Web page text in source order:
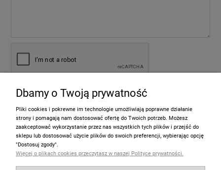
Informacje
Dbamy o Twoją prywatność
Pliki cookies i pokrewne im technologie umożliwiają poprawne działanie
strony i pomagają nam dostosować ofertę do Twoich potrzeb. Możesz
zaakceptować wykorzystanie przez nas wszystkich tych plików i przejść do
sklepu lub dostosować użycie plików do swoich preferencji, wybierając opcję
"Dostosuj zgody".
Więcej o plikach cookies przeczytasz w naszej Polityce prywatności.